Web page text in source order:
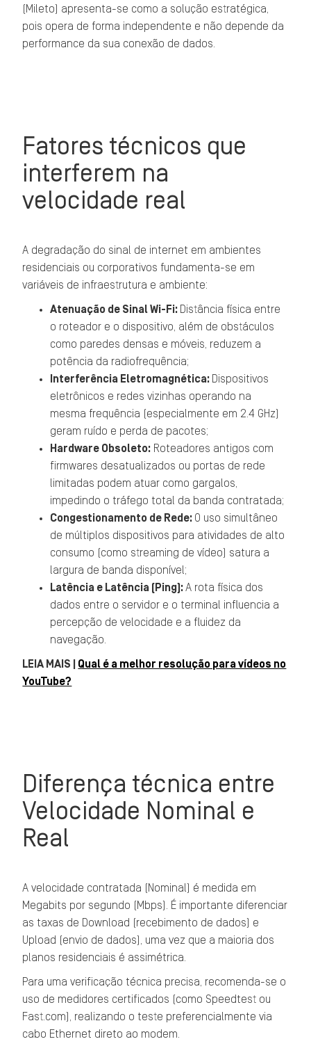
(Mileto) apresenta-se como a solução estratégica,
pois opera de forma independente e não depende da
performance da sua conexão de dados.
Fatores técnicos que
interferem na
velocidade real
A degradação do sinal de internet em ambientes
residenciais ou corporativos fundamenta-se em
variáveis de infraestrutura e ambiente:
Atenuação de Sinal Wi-Fi: Distância física entre
o roteador e o dispositivo, além de obstáculos
como paredes densas e móveis, reduzem a
potência da radiofrequência;
Interferência Eletromagnética: Dispositivos
eletrônicos e redes vizinhas operando na
mesma frequência (especialmente em 2.4 GHz)
geram ruído e perda de pacotes;
Hardware Obsoleto: Roteadores antigos com
firmwares desatualizados ou portas de rede
limitadas podem atuar como gargalos,
impedindo o tráfego total da banda contratada;
Congestionamento de Rede: O uso simultâneo
de múltiplos dispositivos para atividades de alto
consumo (como streaming de vídeo) satura a
largura de banda disponível;
Latência e Latência (Ping):A rota física dos
dados entre o servidor e o terminal influencia a
percepção de velocidade e a fluidez da
navegação.
LEIA MAIS | Qual é a melhor resolução para vídeos no
YouTube?
Diferença técnica entre
Velocidade Nominal e
Real
A velocidade contratada (Nominal) é medida em
Megabits por segundo (Mbps). É importante diferenciar
as taxas de Download (recebimento de dados) e
Upload (envio de dados), uma vez que a maioria dos
planos residenciais é assimétrica.
Para uma verificação técnica precisa, recomenda-se o
uso de medidores certificados (como Speedtest ou
Fast.com), realizando o teste preferencialmente via
cabo Ethernet direto ao modem.